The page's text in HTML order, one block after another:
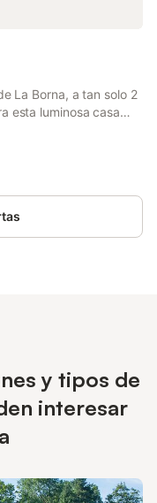
La Borna, a tan solo 2
esta luminosa casa
al mar y de una
cuenta con una
una
dobles y dos
de dos amplias
y tipos de
interesar